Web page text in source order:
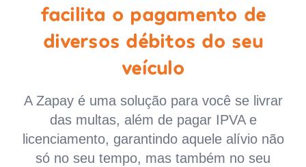
facilita o pagamento de
diversos débitos do seu
veículo
A Zapay é uma solução para você se livrar
das multas, além de pagar IPVA e
licenciamento, garantindo aquele alívio não
só no seu tempo, mas também no seu